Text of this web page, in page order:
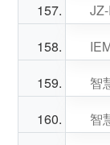
智
智